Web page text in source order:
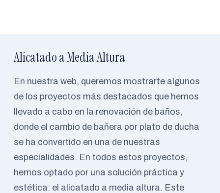
Alicatado a Media Altura
En nuestra web, queremos mostrarte algunos
de los proyectos más destacados que hemos
llevado a cabo en la renovación de baños,
donde el cambio de bañera por plato de ducha
se ha convertido en una de nuestras
especialidades. En todos estos proyectos,
hemos optado por una solución práctica y
estética: el alicatado a media altura. Este